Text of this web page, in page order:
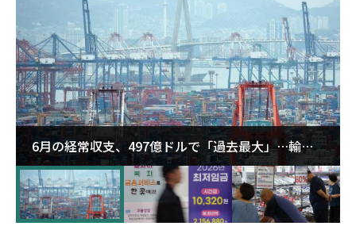
6月の経常収支、497億ドルで「過去最大」…輸出
が初の1000億ドル突破